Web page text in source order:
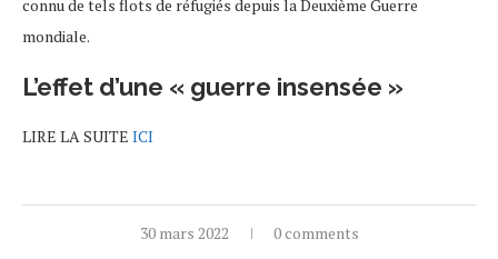
connu de tels flots de réfugiés depuis la Deuxième Guerre
mondiale.
L’effet d’une « guerre insensée »
LIRE LA SUITE ICI
30 mars 2022 0 comments